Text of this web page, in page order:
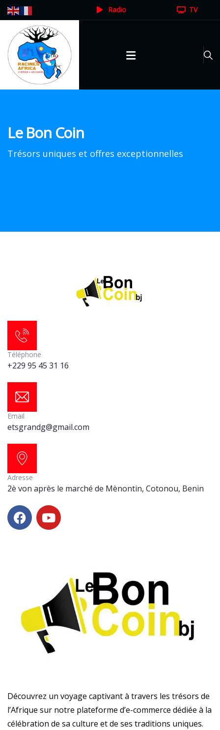
Radio TV
Le Bon Coin
Trésors uniques et offres exceptionnelles
Téléphone
+229 95 45 31 16
Email
etsgrandg@gmail.com
Adresse
2è von après le marché de Mènontin, Cotonou, Benin
Découvrez un voyage captivant à travers les trésors de
l’Afrique sur notre plateforme d’e-commerce dédiée à la
célébration de sa culture et de ses traditions uniques.